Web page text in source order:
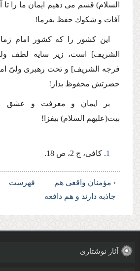
السلام) قسم مى دهیم ایمان ما را
آفات و شكوك حفظ بفرما!
این كشور را كه كشور امام
الشریف] است، زیر سایه لطف
فرجه الشریف] و تحت رهبرى ولىّ
حضرتش محفوظ بدار!
بر ایمان و معرفت و عشق
بیت(علیهم السلام) بیفزا!
1. كافى، ج 2، ص 18.
‹ مؤمنان واقعى هم
جاذبه دارند و هم دافعه
فهرست
آثار نوشتاری